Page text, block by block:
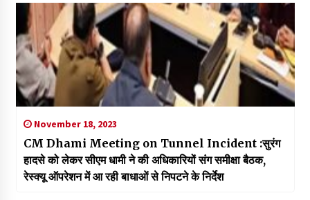
November 18, 2023
CM Dhami Meeting on Tunnel Incident :सुरंग
हादसे को लेकर सीएम धामी ने की अधिकारियों संग समीक्षा बैठक,
रेस्क्यू ऑपरेशन में आ रही बाधाओं से निपटने के निर्देश